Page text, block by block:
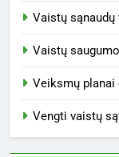
Vaistų sąnaudų
Vaistų
Veiksmų
Vengti vaistų